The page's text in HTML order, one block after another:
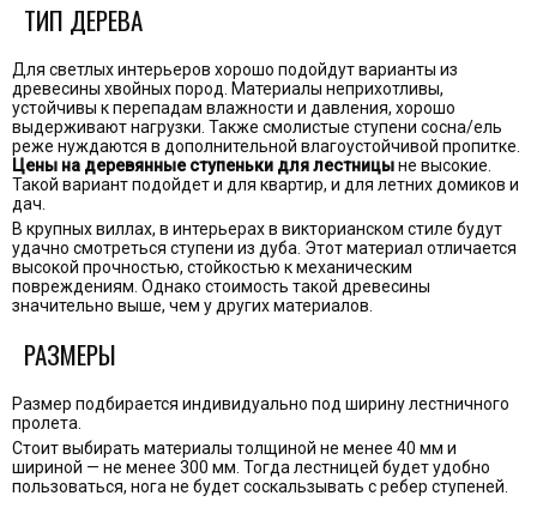
ТИП ДЕРЕВА
Для светлых интерьеров хорошо подойдут варианты из
древесины хвойных пород. Материалы неприхотливы,
устойчивы к перепадам влажности и давления, хорошо
выдерживают нагрузки. Также смолистые ступени сосна/ель
реже нуждаются в дополнительной влагоустойчивой пропитке.
Цены на деревянные ступеньки для лестницыне высокие.
Такой вариант подойдет и для квартир, и для летних домиков и
дач.
В крупных виллах, в интерьерах в викторианском стиле будут
удачно смотреться ступени из дуба. Этот материал отличается
высокой прочностью, стойкостью к механическим
повреждениям. Однако стоимость такой древесины
значительно выше, чем у других материалов.
РАЗМЕРЫ
Размер подбирается индивидуально под ширину лестничного
пролета.
Стоит выбирать материалы толщиной не менее 40 мм и
шириной — не менее 300 мм. Тогда лестницей будет удобно
пользоваться, нога не будет соскальзывать с ребер ступеней.